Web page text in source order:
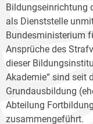
Bildungseinrichtung
als Dienststelle
Bundesministerium
Ansprüche des
dieser
Akademie“ sind seit
Grundausbildung
Abteilung
zusammengeführt.